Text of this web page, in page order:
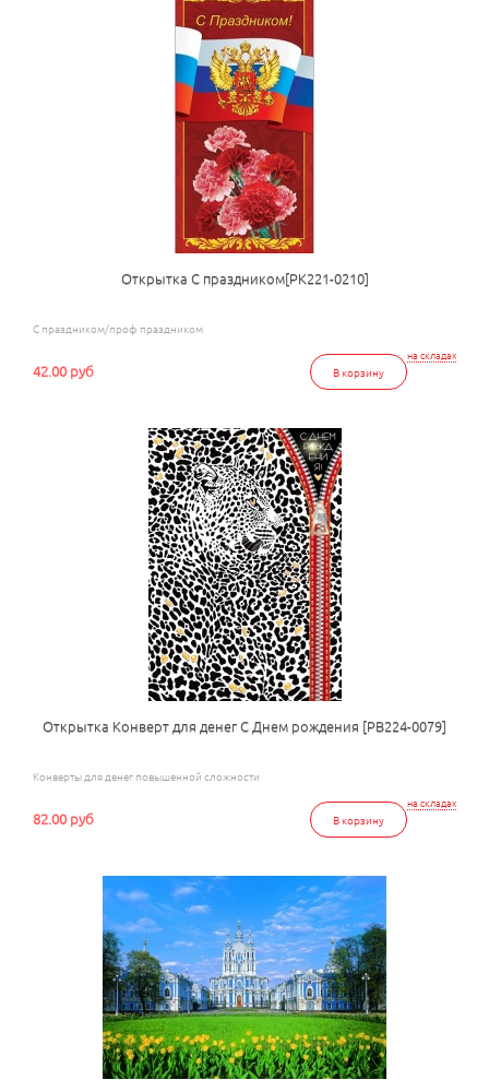
Открытка С праздником[РК221-0210]
С праздником/проф праздником
на складах
В корзину
42.00 руб
Открытка Конверт для денег С Днем рождения [РВ224-0079]
Конверты для денег повышенной сложности
на складах
В корзину
82.00 руб